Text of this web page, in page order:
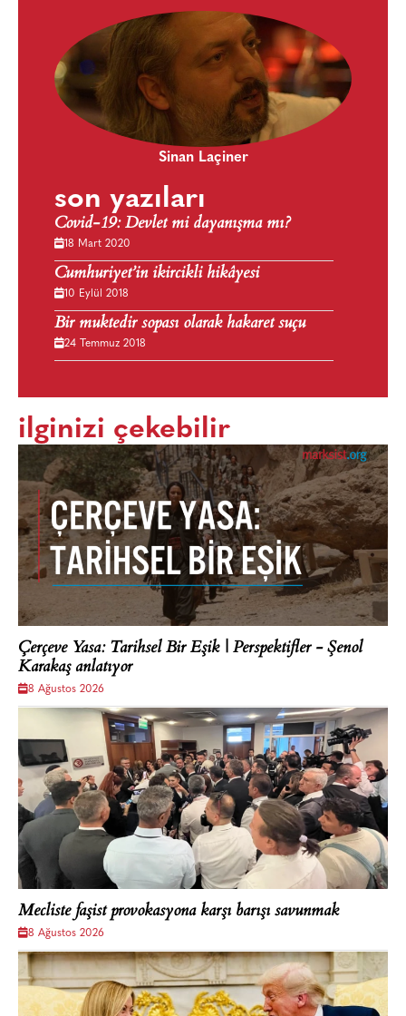
Sinan Laçiner
son yazıları
Covid-19: Devlet mi dayanışma mı?
18 Mart 2020
Cumhuriyet’in ikircikli hikâyesi
10 Eylül 2018
Bir muktedir sopası olarak hakaret suçu
24 Temmuz 2018
ilginizi çekebilir
Çerçeve Yasa: Tarihsel Bir Eşik | Perspektifler - Şenol
Karakaş anlatıyor
8 Ağustos 2026
Mecliste faşist provokasyona karşı barışı savunmak
8 Ağustos 2026